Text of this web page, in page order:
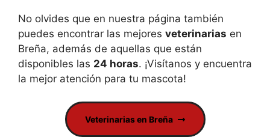
No olvides que en nuestra página también
puedes encontrar las mejores veterinarias en
Breña, además de aquellas que están
disponibles las 24 horas. ¡Visítanos y encuentra
la mejor atención para tu mascota!
Veterinarias en Breña